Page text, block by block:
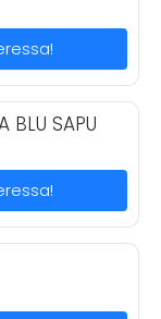
BLU SAPU